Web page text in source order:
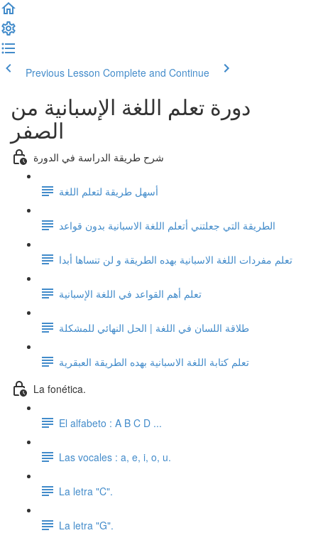
Previous Lesson Complete and Continue
دورة تعلم اللغة الإسبانية من
الصفر
شرح طريقة الدراسة في الدورة
أسهل طريقة لتعلم اللغة
الطريقة التي جعلتني أتعلم اللغة الاسبانية بدون قواعد
تعلم مفردات اللغة الاسبانية بهده الطريقة و لن تنساها أبدا
تعلم أهم القواعد في اللغة الإسبانية
طلاقة اللسان في اللغة | الحل النهائي للمشكلة
تعلم كتابة اللغة الاسبانية بهده الطريقة العبقرية
La fonética.
El alfabeto : A B C D ...
Las vocales : a, e, i, o, u.
La letra "C".
La letra "G".